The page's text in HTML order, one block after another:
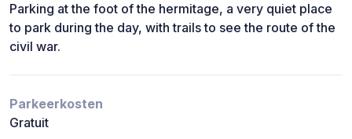
Parking at the foot of the hermitage, a very quiet place
to park during the day, with trails to see the route of the
civil war.
Parkeerkosten
Gratuit